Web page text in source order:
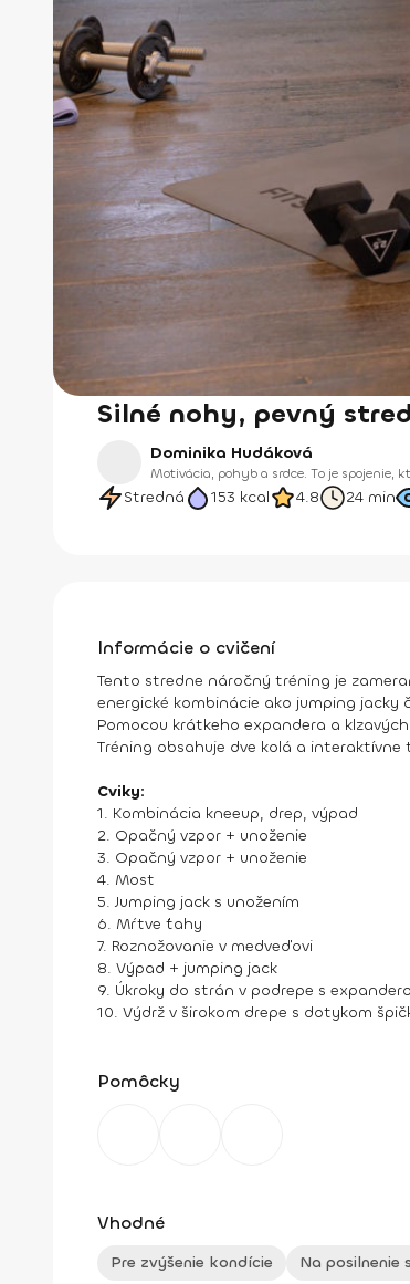
Silné nohy, pevný
Dominika Hudáková
Motivácia, pohyb a srdce. To je spojenie,
Stredná 153 kcal 4.8 24 min
Informácie o cvičení
Tento stredne náročný tréning je
energické kombinácie ako jumping jacky
Pomocou krátkeho expandera a
Tréning obsahuje dve kolá a
Cviky:
1. Kombinácia kneeup, drep, výpad
2. Opačný vzpor + unoženie
3. Opačný vzpor + unoženie
4. Most
5. Jumping jack s unožením
6. Mŕtve ťahy
7. Roznožovanie v medveďovi
8. Výpad + jumping jack
9. Úkroky do strán v podrepe s
10. Výdrž v širokom drepe s dotykom
Pomôcky
Vhodné
Pre zvýšenie kondície Na posilnenie